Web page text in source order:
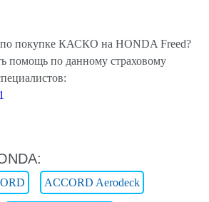
покупке КАСКО на HONDA Freed?
помощь по данному страховому
ACCORD Aerodeck